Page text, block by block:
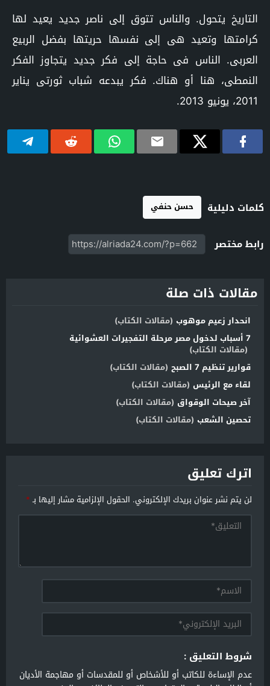
التاريخ يتحول. والناس تتوق إلى ناصر جديد يعيد لها
كرامتها وتعيد هى إلى نفسها حريتها بفضل الربيع
العربى. الناس فى حاجة إلى فكر جديد يتجاوز الفكر
النمطى، هنا أو هناك. فكر يبدعه شباب ثورتى يناير
2011، يونيو 2013.
كلمات دليلية حسن حنفي
رابط مختصر
مقالات ذات صلة
انحدار زعيم موهوب (مقالات الكتاب)
7 أسباب لدخول مصر مرحلة التفجيرات العشوائية
(مقالات الكتاب)
قوارير تنظيم 7 الصبح
(مقالات الكتاب)
لقاء مع الرئيس (مقالات الكتاب)
آخر صيحات الوقواق (مقالات الكتاب)
تحصين الشعب (مقالات الكتاب)
اترك تعليق
لن يتم نشر عنوان بريدك الإلكتروني. الحقول الإلزامية مشار إليها بـ*
شروط التعليق :
عدم الإساءة للكاتب أو للأشخاص أو للمقدسات أو مهاجمة الأديان